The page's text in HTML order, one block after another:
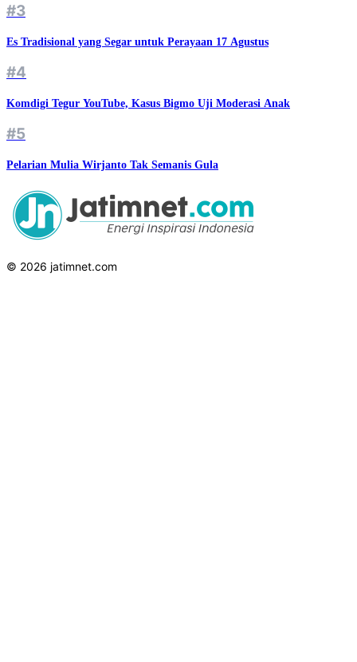
#3
Es Tradisional yang Segar untuk Perayaan 17 Agustus
#4
Komdigi Tegur YouTube, Kasus Bigmo Uji Moderasi Anak
#5
Pelarian Mulia Wirjanto Tak Semanis Gula
© 2026 jatimnet.com